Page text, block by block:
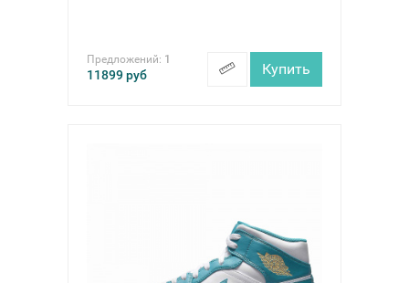
Предложений: 1
11899руб Купить